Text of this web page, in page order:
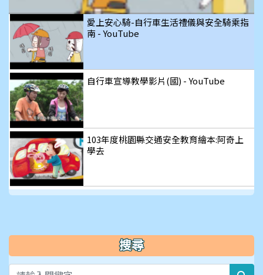
放
影
片
愛上安心騎-自行車生活禮儀與安全騎乘指
南 - YouTube
自行車宣導教學影片(國) - YouTube
103年度桃園縣交通安全教育繪本:阿奇上
學去
搜尋